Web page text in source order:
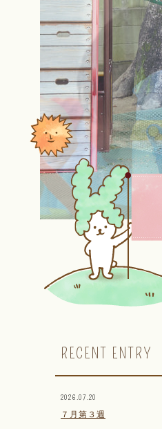
RECENT ENTRY
2026.07.20
７月第３週